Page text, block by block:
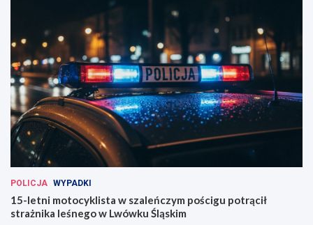
POLICJA WYPADKI
15-letni motocyklista w szaleńczym pościgu potrącił
strażnika leśnego w Lwówku Śląskim